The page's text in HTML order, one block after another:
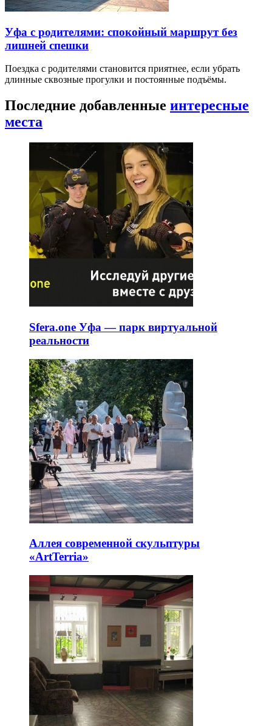
Уфа с родителями: спокойный маршрут без
лишней спешки
Поездка с родителями становится приятнее, если убрать
длинные сквозные прогулки и постоянные подъёмы.
Последние добавленные интересные
места
Sfera.one Уфа — парк виртуальной
реальности
Аллея современной скульптуры
«ArtTerria»